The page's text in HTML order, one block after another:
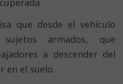
que desde el vehículo
armados, que
a descender del
en el suelo.